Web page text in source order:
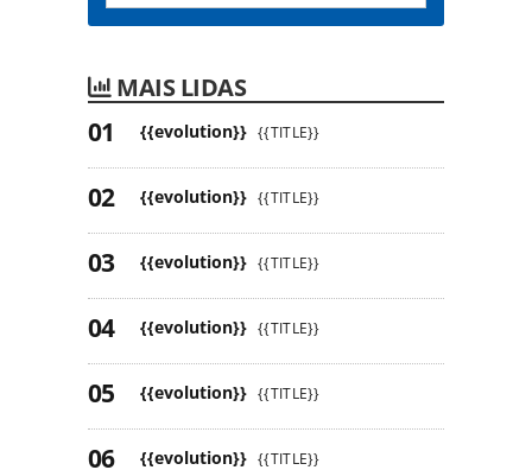
MAIS LIDAS
{{evolution}} {{TITLE}}
{{evolution}} {{TITLE}}
{{evolution}} {{TITLE}}
{{evolution}} {{TITLE}}
{{evolution}} {{TITLE}}
{{evolution}} {{TITLE}}